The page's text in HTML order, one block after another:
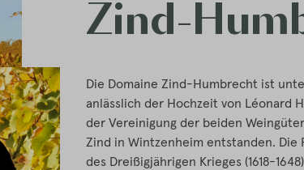
Zind-
Die Domaine Zind-Humbrecht ist
anlässlich der Hochzeit von Léonard
der Vereinigung der beiden
Zind in Wintzenheim entstanden.
des Dreißigjährigen Krieges (1618-